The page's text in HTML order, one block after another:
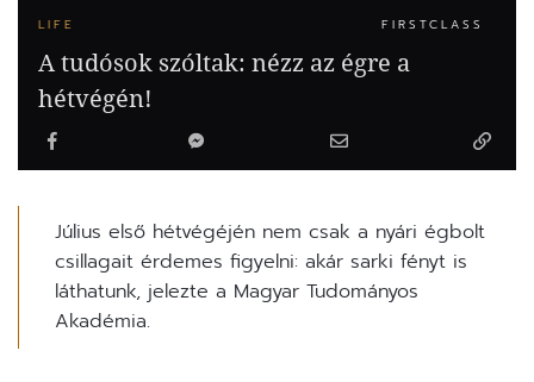
LIFE FIRSTCLASS
A tudósok szóltak: nézz az égre a
hétvégén!
Július első hétvégéjén nem csak a nyári égbolt
csillagait érdemes figyelni: akár sarki fényt is
láthatunk, jelezte a Magyar Tudományos
Akadémia.